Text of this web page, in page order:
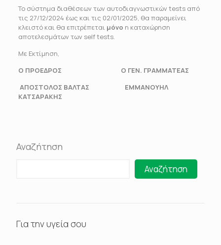
Το σύστημα διαθέσεων των αυτοδιαγνωστικών tests από
τις 27/12/2024 έως και τις 02/01/2025, θα παραμείνει
κλειστό και θα επιτρέπεται μόνο η καταχώρηση
αποτελεσμάτων των self tests.
Με Εκτίμηση,
Ο ΠΡΟΕΔΡΟΣ Ο ΓΕΝ. ΓΡΑΜΜΑΤΕΑΣ
ΑΠΟΣΤΟΛΟΣ ΒΑΛΤΑΣ ΕΜΜΑΝΟΥΗΛ
ΚΑΤΣΑΡΑΚΗΣ
Αναζήτηση
Αναζήτηση
Για την υγεία σου